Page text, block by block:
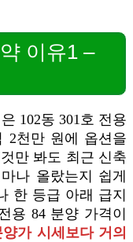
이유1 –
102동 301호 전용
2천만 원에 옵션을
만 봐도 최근 신축
나 올랐는지 쉽게
한 등급 아래 급지
용 84 분양 가격이
가 시세보다 거의